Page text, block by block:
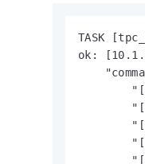
TASK
ok: